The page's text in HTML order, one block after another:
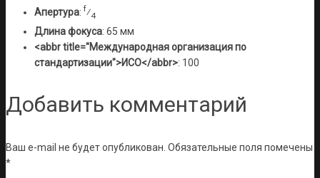
Апертура: f⁄4
Длина фокуса: 65 мм
<abbr title="Международная организация по
стандартизации">ИСО</abbr>: 100
Добавить комментарий
Ваш e-mail не будет опубликован. Обязательные поля помечены
*